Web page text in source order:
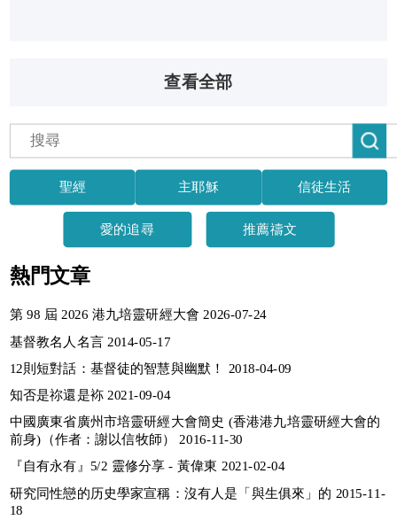
查看全部
聖經 主耶穌 信徒生活
愛的追尋 推薦禱文
熱門文章
第 98 屆 2026 港九培靈研經大會 2026-07-24
基督教名人名言 2014-05-17
12則短對話：基督徒的智慧與幽默！ 2018-04-09
知否是祢還是袮 2021-09-04
中國廣東省廣州市培靈研經大會簡史 (香港港九培靈研經大會的
前身)（作者：謝以信牧師） 2016-11-30
『自有永有』5/2 靈修分享 - 黃偉東 2021-02-04
研究同性戀的历史學家宣稱：沒有人是「與生俱來」的 2015-11-
18